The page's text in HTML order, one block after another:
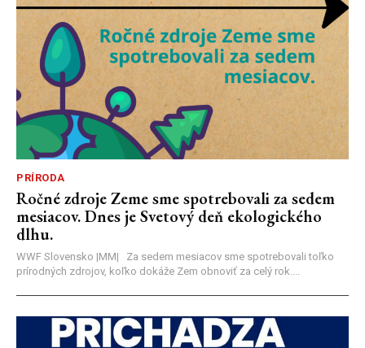
PRÍRODA
Ročné zdroje Zeme sme spotrebovali za sedem
mesiacov. Dnes je Svetový deň ekologického
dlhu.
WWF Slovensko |MM| Za sedem mesiacov sme spotrebovali toľko
prírodných zdrojov, koľko dokáže Zem obnoviť za celý rok....